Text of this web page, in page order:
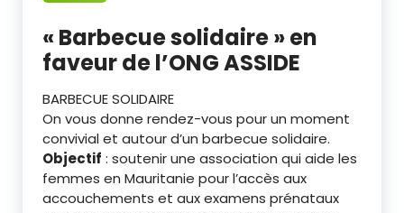
« Barbecue solidaire » en
faveur de l’ONG ASSIDE
BARBECUE SOLIDAIRE
On vous donne rendez-vous pour un moment
convivial et autour d’un barbecue solidaire.
Objectif : soutenir une association qui aide les
femmes en Mauritanie pour l’accès aux
accouchements et aux examens prénataux